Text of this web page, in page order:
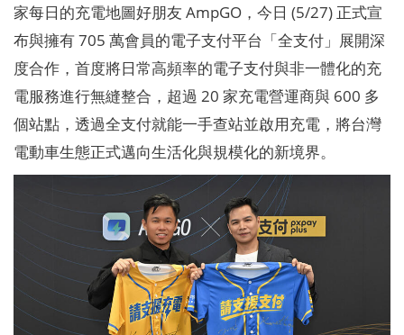
家每日的充電地圖好朋友 AmpGO，今日 (5/27) 正式宣
布與擁有 705 萬會員的電子支付平台「全支付」展開深
度合作，首度將日常高頻率的電子支付與非一體化的充
電服務進行無縫整合，超過 20 家充電營運商與 600 多
個站點，透過全支付就能一手查站並啟用充電，將台灣
電動車生態正式邁向生活化與規模化的新境界。